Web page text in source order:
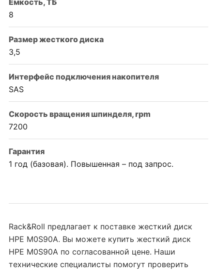
Ëмкость, ТБ
8
Размер жесткого диска
3,5
Интерфейс подключения накопителя
SAS
Скорость вращения шпинделя, rpm
7200
Гарантия
1 год (базовая). Повышенная – под запрос.
Rack&Roll предлагает к поставке жесткий диск
HPE M0S90A. Вы можете купить жесткий диск
HPE M0S90A по согласованной цене. Наши
технические специалисты помогут проверить